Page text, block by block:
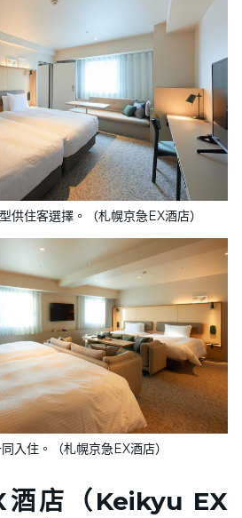
供住客選擇。（札幌京急EX酒店）
入住。（札幌京急EX酒店）
酒店（Keikyu EX